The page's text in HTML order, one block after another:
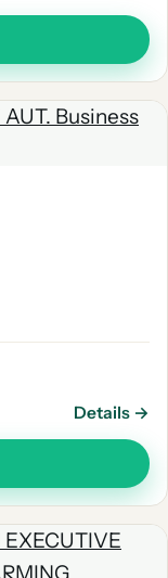
Details →